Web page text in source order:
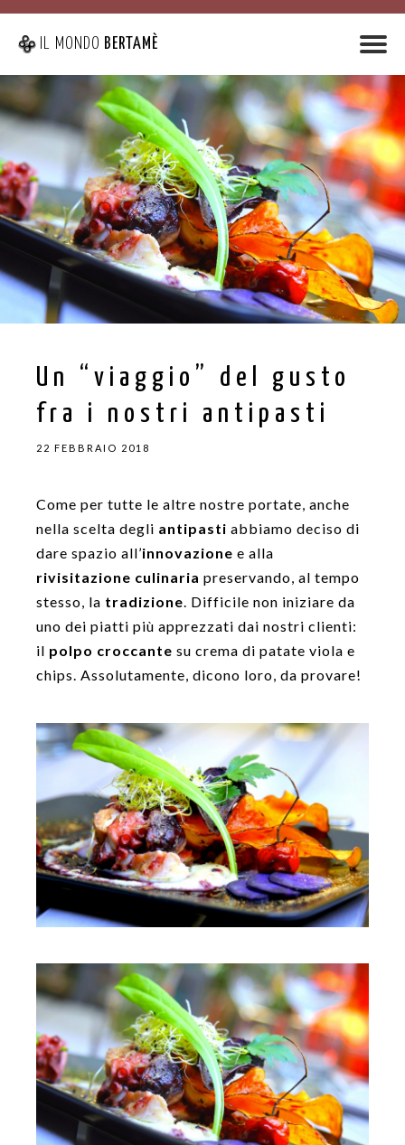
IL MONDO BERTAMÈ
Un “viaggio” del gusto
fra i nostri antipasti
22 FEBBRAIO 2018
Come per tutte le altre nostre portate, anche
nella scelta degli antipasti abbiamo deciso di
dare spazio all’innovazione e alla
rivisitazione culinaria preservando, al tempo
stesso, la tradizione. Difficile non iniziare da
uno dei piatti più apprezzati dai nostri clienti:
il polpo croccante su crema di patate viola e
chips. Assolutamente, dicono loro, da provare!